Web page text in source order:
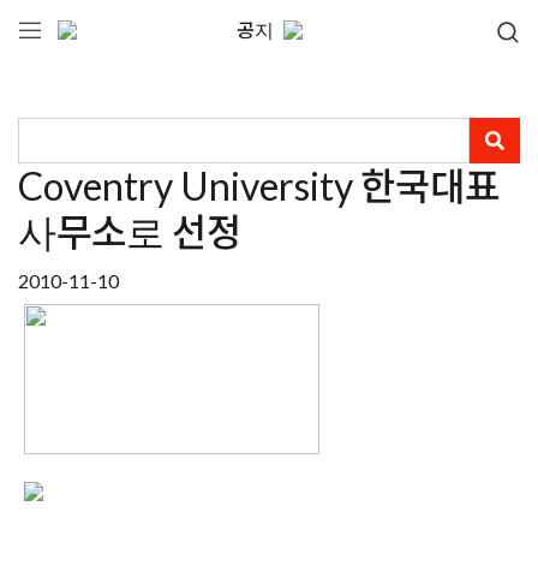
공지
Coventry University 한국대표
사무소로 선정
2010-11-10